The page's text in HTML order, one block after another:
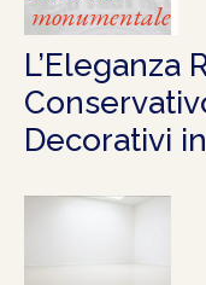
monumentale
L’Eleganza
Decorativi